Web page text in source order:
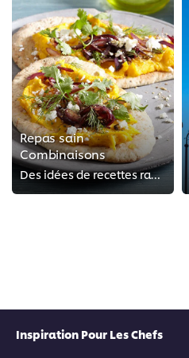
Repas sain
Combinaisons
Des idées de recettes rapides et de combinaisons de plats qui sauront plaire à vos clients
Inspiration Pour Les Chefs